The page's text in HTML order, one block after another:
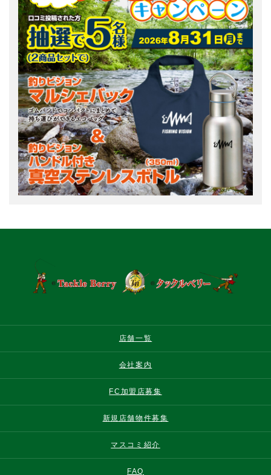
店舗一覧
会社案内
FC加盟店募集
新規店舗物件募集
マスコミ紹介
FAQ